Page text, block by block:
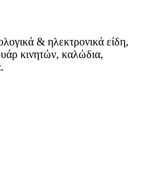
& ηλεκτρονικά είδη,
κινητών, καλώδια,